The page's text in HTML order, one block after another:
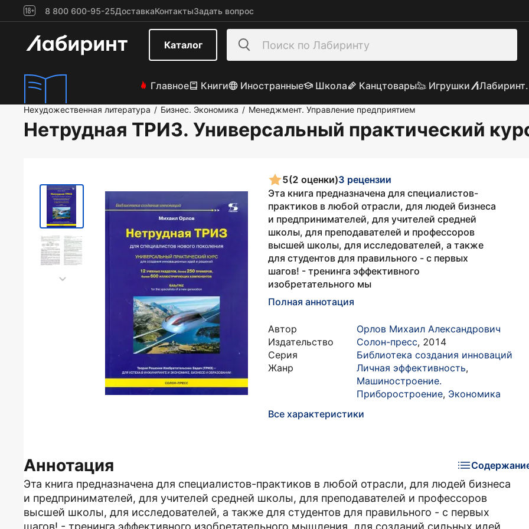
8 800 600-95-25ДоставкаКонтактыЗадать вопрос
Каталог
Главное Книги Иностранные Школа Канцтовары Игрушки
Нехудожественная литература / Бизнес. Экономика / Менеджмент. Управление предприятием
Нетрудная ТРИЗ. Универсальный практический
5(2 оценки)3 рецензии
Эта книга предназначена для специалистов-
практиков в любой отрасли, для людей бизнеса
и предпринимателей, для учителей средней
школы, для преподавателей и профессоров
высшей школы, для исследователей, а также
для студентов для правильного - с первых
шагов! - тренинга эффективного
изобретательного мы
Полная аннотация
Автор
Орлов Михаил Александрович
Издательство
Солон-пресс, 2014
Серия
Библиотека создания инноваций
Жанр
Личная эффективность,
Машиностроение.
Приборостроение, Экономика
Все характеристики
Аннотация
Эта книга предназначена для специалистов-практиков в любой отрасли, для людей бизнеса
и предпринимателей, для учителей средней школы, для преподавателей и профессоров
высшей школы, для исследователей, а также для студентов для правильного - с первых
шагов! - тренинга эффективного изобретательного мышления, для созданий сильных идей,